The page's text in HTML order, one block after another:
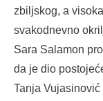
zbiljskog, a
svakodnevno
Sara Salamon
da je dio
Tanja